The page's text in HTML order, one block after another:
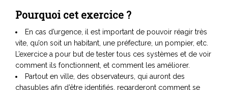
Pourquoi cet exercice ?
En cas d’urgence, il est important de pouvoir réagir très
vite, qu’on soit un habitant, une préfecture, un pompier, etc.
L’exercice a pour but de tester tous ces systèmes et de voir
comment ils fonctionnent, et comment les améliorer.
Partout en ville, des observateurs, qui auront des
chasubles afin d’être identifiés, regarderont comment se